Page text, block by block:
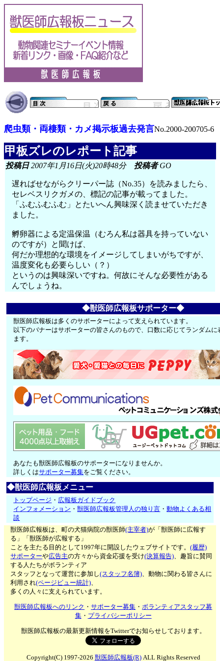
爬虫類・両棲類・カメ掲示板過去発言No.2000-200705-6
甲板ズレのレポート記事
投稿日2007年1月16日(火)20時48分 投稿者GO
遅ればせながらクリーパー誌（No.35）を読みましたら、
セレベスリクガメの、標記の記事が載ってました。
「ふむふむふむ」とたいへん興味深く読ませていただき
ました。
孵卵器による定温保温（むろん私は器具を持っていない
のですが）と聞けば、
何だか理想的な環境をイメージしてしまいがちですが、
温度変化も必要らしい（？）
というのは興味深いですね。何故にそんな必要性がある
んでしょうね。
◆獣医師広報板サポーター◆
獣医師広報板は多くのサポーターによって支えられています。
以下のバナーはサポーターの皆さんのもので、口数に応じてランダムに
ます。
あなたも獣医師広報板のサポーターになりませんか。
詳しくはサポーター募集をご覧ください。
◆獣医師広報板メニュー
トップページ ・ 広報板ガイドブック
インフォメーション ・獣医師広報板管理人の独り言 ・動物よくある相
談
獣医師広報板は、町の犬猫病院の獣医師(主宰者)が「獣医師に広報す
る」「獣医師が広報する」
ことを主たる目的として1997年に開設したウェブサイトです。(履歴)
サポーターや広告主の方々から資金応援を受け(決算報告)、趣旨に賛同
する人たちがボランティア
スタッフとなって運営に参加し(スタッフ名簿)、動物に関わる皆さんに
利用され(ページビュー統計)、
多くの人々に支えられています。
獣医師広報板へのリンク ・サポーター募集 ・ボランティアスタッフ募
集・ プライバシーポリシー
獣医師広報板の最新更新情報をTwitterでお知らせしております。
Copyright(C) 1997-2026 獣医師広報板(R)ALL Rights Reserved